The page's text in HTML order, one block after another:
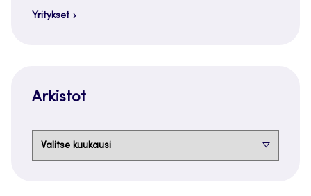
Yritykset
Arkistot